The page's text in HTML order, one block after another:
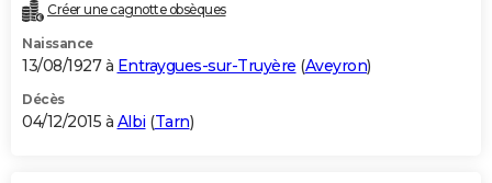
Créer une cagnotte obsèques
Naissance
13/08/1927 à Entraygues-sur-Truyère (Aveyron)
Décès
04/12/2015 à Albi (Tarn)